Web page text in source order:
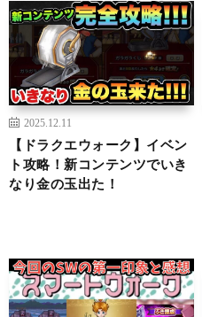
2025.12.11
【ドラクエウォーク】イベン
ト攻略！新コンテンツでいき
なり金の玉出た！